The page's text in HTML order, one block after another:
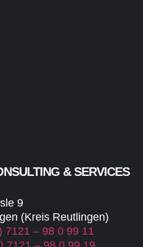
& SERVICES
9
(Kreis Reutlingen)
7121 – 98 0 99 11